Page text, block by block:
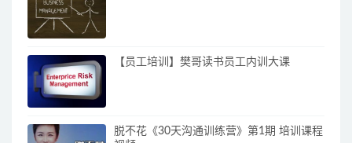
【员工培训】樊哥读书员工内训大课
脱不花《30天沟通训练营》第1期 培训课程